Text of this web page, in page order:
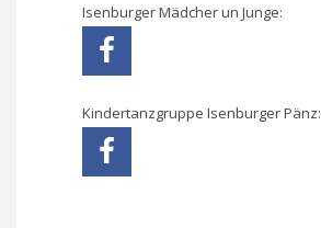
Isenburger Mädcher un Junge:
Kindertanzgruppe Isenburger Pänz: